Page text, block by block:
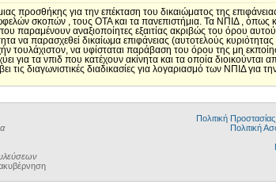
μιας προσθήκης για την επέκταση του δικαιώματος της
σκοπών , τους ΟΤΑ και τα πανεπιστήμια. Τα ΝΠΙΔ , όπως
που παραμένουν αναξιοποίητες εξαιτίας ακριβώς του όρου
να παρασχεθεί δικαίωμα επιφάνειας (αυτοτελούς
τουλάχιστον, να υφίσταται παράβαση του όρου της μη
για τα νπιδ που κατέχουν ακίνητα και τα οποία
τις διαγωνιστικές διαδικασίες για λογαριασμό των ΝΠΙΔ για
Πολιτική
Πολιτική